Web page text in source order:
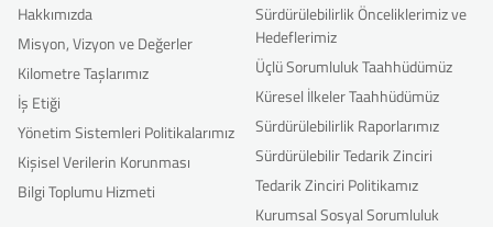
Hakkımızda
Misyon, Vizyon ve Değerler
Kilometre Taşlarımız
İş Etiği
Yönetim Sistemleri Politikalarımız
Kişisel Verilerin Korunması
Bilgi Toplumu Hizmeti
Sürdürülebilirlik Önceliklerimiz ve
Hedeflerimiz
Üçlü Sorumluluk Taahhüdümüz
Küresel İlkeler Taahhüdümüz
Sürdürülebilirlik Raporlarımız
Sürdürülebilir Tedarik Zinciri
Tedarik Zinciri Politikamız
Kurumsal Sosyal Sorumluluk